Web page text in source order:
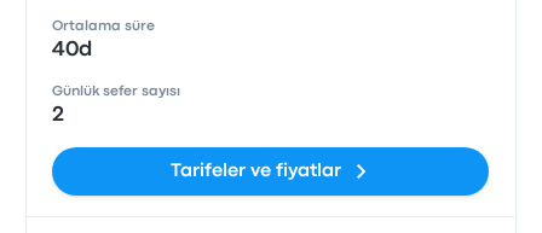
Ortalama süre
40d
Günlük sefer sayısı
2
Tarifeler ve fiyatlar